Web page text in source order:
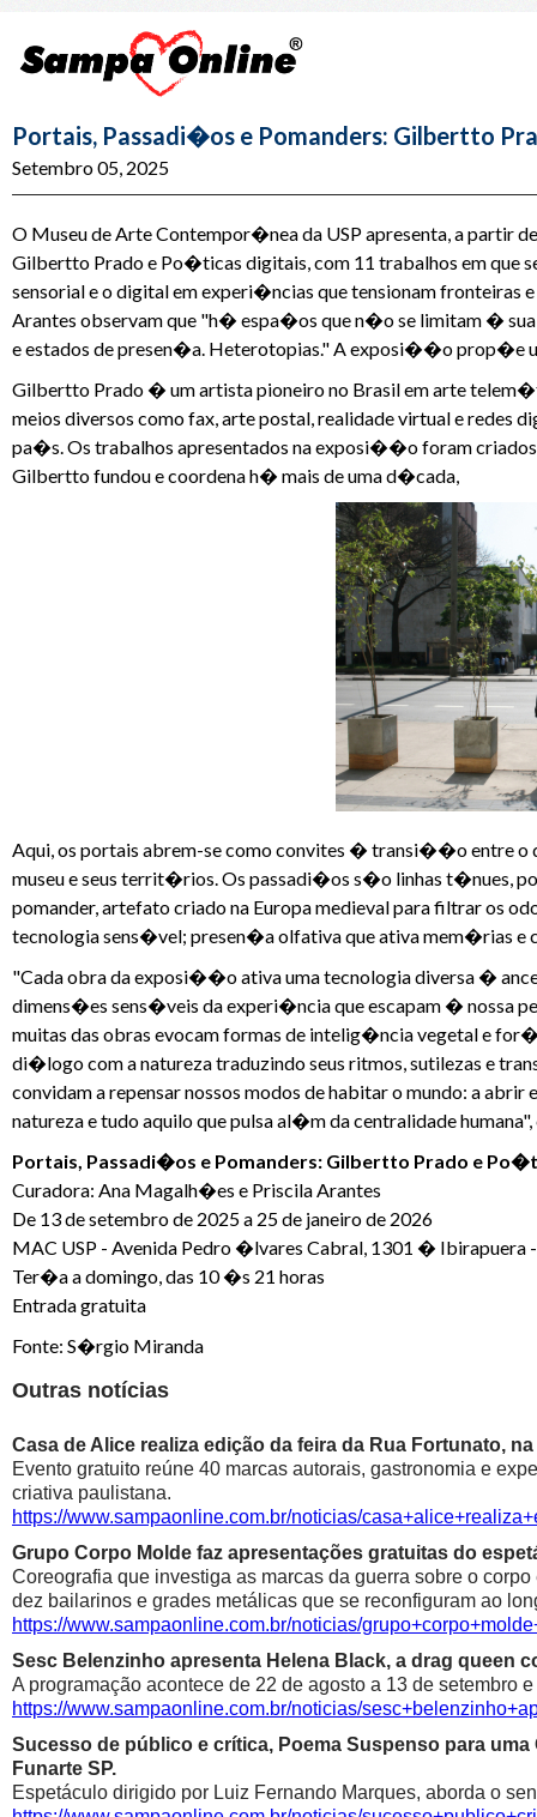
Portais, Passadi�os e Pomanders: Gilbertto
Setembro 05, 2025
O Museu de Arte Contempor�nea da USP apresenta, a partir
Gilbertto Prado e Po�ticas digitais, com 11 trabalhos em
sensorial e o digital em experi�ncias que tensionam
Arantes observam que "h� espa�os que n�o se limitam �
e estados de presen�a. Heterotopias." A exposi��o prop�e
Gilbertto Prado � um artista pioneiro no Brasil em arte
meios diversos como fax, arte postal, realidade virtual e
pa�s. Os trabalhos apresentados na exposi��o foram
Gilbertto fundou e coordena h� mais de uma d�cada,
Aqui, os portais abrem-se como convites � transi��o entre
museu e seus territ�rios. Os passadi�os s�o linhas t�nues,
pomander, artefato criado na Europa medieval para filtrar os
tecnologia sens�vel; presen�a olfativa que ativa mem�rias e
"Cada obra da exposi��o ativa uma tecnologia diversa �
dimens�es sens�veis da experi�ncia que escapam � nossa
muitas das obras evocam formas de intelig�ncia vegetal e
di�logo com a natureza traduzindo seus ritmos, sutilezas e
convidam a repensar nossos modos de habitar o mundo: a
natureza e tudo aquilo que pulsa al�m da centralidade
Portais, Passadi�os e Pomanders: Gilbertto Prado e
Curadora: Ana Magalh�es e Priscila Arantes
De 13 de setembro de 2025 a 25 de janeiro de 2026
MAC USP - Avenida Pedro �lvares Cabral, 1301 � Ibirapuera
Ter�a a domingo, das 10 �s 21 horas
Entrada gratuita
Fonte: S�rgio Miranda
Outras notícias
Casa de Alice realiza edição da feira da Rua Fortunato,
Evento gratuito reúne 40 marcas autorais, gastronomia e
criativa paulistana.
https://www.sampaonline.com.br/noticias/
Grupo Corpo Molde faz apresentações gratuitas do
Coreografia que investiga as marcas da guerra sobre o
dez bailarinos e grades metálicas que se reconfiguram ao
https://www.sampaonline.com.br/noticias/
Sesc Belenzinho apresenta Helena Black, a drag queen
A programação acontece de 22 de agosto a 13 de setembro
https://www.sampaonline.com.br/noticias/
Sucesso de público e crítica, Poema Suspenso para
Funarte SP.
Espetáculo dirigido por Luiz Fernando Marques, aborda o